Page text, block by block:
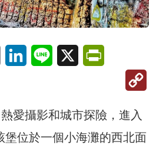
Email LinkedInLine X
愛攝影和城市探險，進入
堡位於一個小海灘的西北面